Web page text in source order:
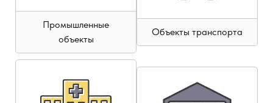
Промышленные
объекты
Объекты транспорта